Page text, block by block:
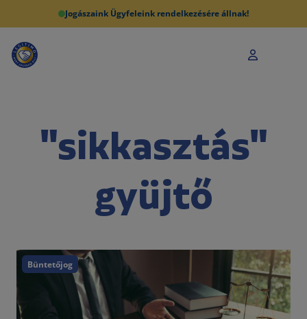
Jogászaink Ügyfeleink rendelkezésére állnak!
"sikkasztás"
gyüjtő
Büntetőjog